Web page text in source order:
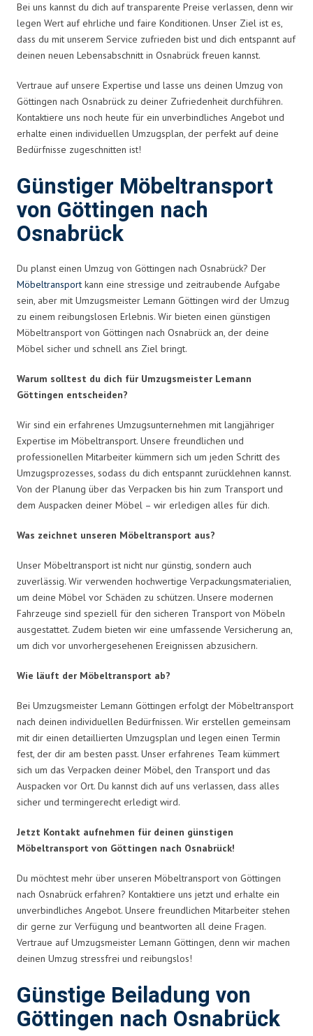
Bei uns kannst du dich auf transparente Preise verlassen, denn wir
legen Wert auf ehrliche und faire Konditionen. Unser Ziel ist es,
dass du mit unserem Service zufrieden bist und dich entspannt auf
deinen neuen Lebensabschnitt in Osnabrück freuen kannst.
Vertraue auf unsere Expertise und lasse uns deinen Umzug von
Göttingen nach Osnabrück zu deiner Zufriedenheit durchführen.
Kontaktiere uns noch heute für ein unverbindliches Angebot und
erhalte einen individuellen Umzugsplan, der perfekt auf deine
Bedürfnisse zugeschnitten ist!
Günstiger Möbeltransport
von Göttingen nach
Osnabrück
Du planst einen Umzug von Göttingen nach Osnabrück? Der
Möbeltransport kann eine stressige und zeitraubende Aufgabe
sein, aber mit Umzugsmeister Lemann Göttingen wird der Umzug
zu einem reibungslosen Erlebnis. Wir bieten einen günstigen
Möbeltransport von Göttingen nach Osnabrück an, der deine
Möbel sicher und schnell ans Ziel bringt.
Warum solltest du dich für Umzugsmeister Lemann
Göttingen entscheiden?
Wir sind ein erfahrenes Umzugsunternehmen mit langjähriger
Expertise im Möbeltransport. Unsere freundlichen und
professionellen Mitarbeiter kümmern sich um jeden Schritt des
Umzugsprozesses, sodass du dich entspannt zurücklehnen kannst.
Von der Planung über das Verpacken bis hin zum Transport und
dem Auspacken deiner Möbel – wir erledigen alles für dich.
Was zeichnet unseren Möbeltransport aus?
Unser Möbeltransport ist nicht nur günstig, sondern auch
zuverlässig. Wir verwenden hochwertige Verpackungsmaterialien,
um deine Möbel vor Schäden zu schützen. Unsere modernen
Fahrzeuge sind speziell für den sicheren Transport von Möbeln
ausgestattet. Zudem bieten wir eine umfassende Versicherung an,
um dich vor unvorhergesehenen Ereignissen abzusichern.
Wie läuft der Möbeltransport ab?
Bei Umzugsmeister Lemann Göttingen erfolgt der Möbeltransport
nach deinen individuellen Bedürfnissen. Wir erstellen gemeinsam
mit dir einen detaillierten Umzugsplan und legen einen Termin
fest, der dir am besten passt. Unser erfahrenes Team kümmert
sich um das Verpacken deiner Möbel, den Transport und das
Auspacken vor Ort. Du kannst dich auf uns verlassen, dass alles
sicher und termingerecht erledigt wird.
Jetzt Kontakt aufnehmen für deinen günstigen
Möbeltransport von Göttingen nach Osnabrück!
Du möchtest mehr über unseren Möbeltransport von Göttingen
nach Osnabrück erfahren? Kontaktiere uns jetzt und erhalte ein
unverbindliches Angebot. Unsere freundlichen Mitarbeiter stehen
dir gerne zur Verfügung und beantworten all deine Fragen.
Vertraue auf Umzugsmeister Lemann Göttingen, denn wir machen
deinen Umzug stressfrei und reibungslos!
Günstige Beiladung von
Göttingen nach Osnabrück